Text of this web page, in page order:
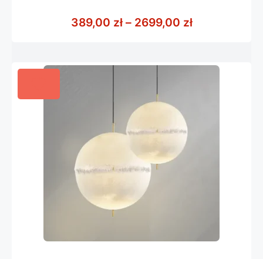
5
389,00 zł – 2699,00 złZakres cen: